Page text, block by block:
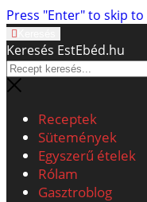
Press "Enter" to skip
Keresés EstEbéd.hu
Receptek
Sütemények
Egyszerű ételek
Rólam
Gasztroblog